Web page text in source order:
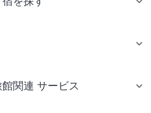
関連 サービス